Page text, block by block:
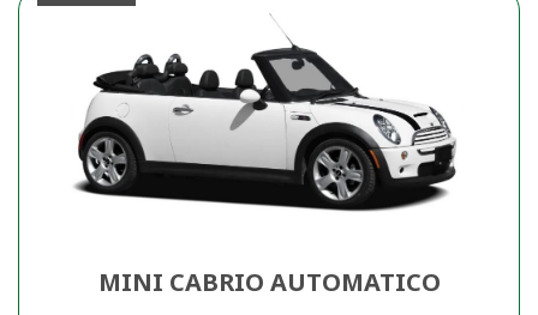
MINI CABRIO AUTOMATICO